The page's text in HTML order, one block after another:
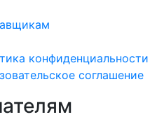
конфиденциальности
соглашение